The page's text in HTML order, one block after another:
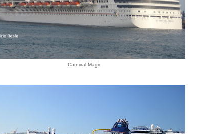
Carnival Magic